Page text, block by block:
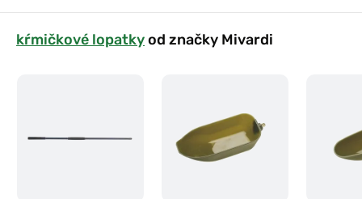
kŕmičkové lopatkyod značky Mivardi